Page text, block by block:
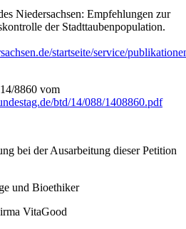
Niedersachsen: Empfehlungen zur
der Stadttaubenpopulation.
startseite/service/
8860 vom
btd/14/088/1408860.pdf
bei der Ausarbeitung dieser Petition
und Bioethiker
VitaGood